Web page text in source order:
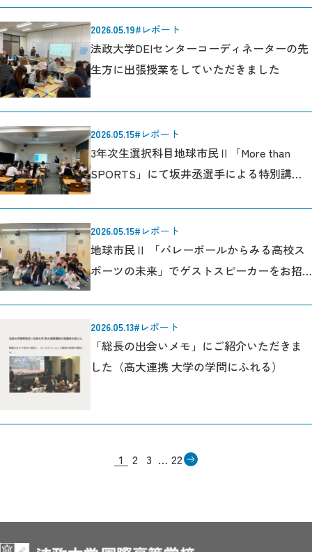
2026.05.19#レポート
法政大学DEIセンターコーディネーターの先
生方に出張授業をしていただきました
2026.05.15#レポート
3年次生選択科目地球市民Ⅱ「More than
SPORTS」にて坂井丞選手による特別講演
2026.05.15#レポート
地球市民Ⅱ 「バレーボールからみる高校ス
ポーツの未来」でゲストスピーカーをお招
2026.05.13#レポート
「総長の出会いメモ」にご紹介いただきま
した（高大連携 大学の学問にふれる）
1 2 3 … 22